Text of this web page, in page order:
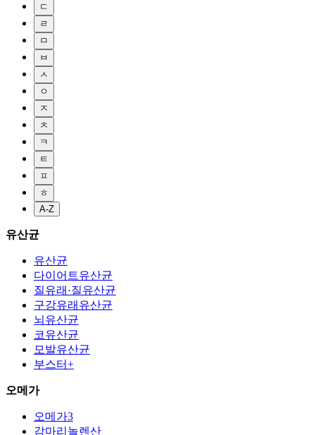
ㄷ
ㄹ
ㅁ
ㅂ
ㅅ
ㅇ
ㅈ
ㅊ
ㅋ
ㅌ
ㅍ
ㅎ
A-Z
유산균
유산균
다이어트유산균
질유래·질유산균
구강유래유산균
뇌유산균
코유산균
모발유산균
부스터+
오메가
오메가3
감마리놀렌산